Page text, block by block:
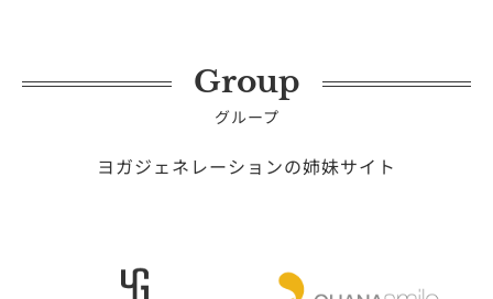
Group
グループ
ヨガジェネレーションの姉妹サイト